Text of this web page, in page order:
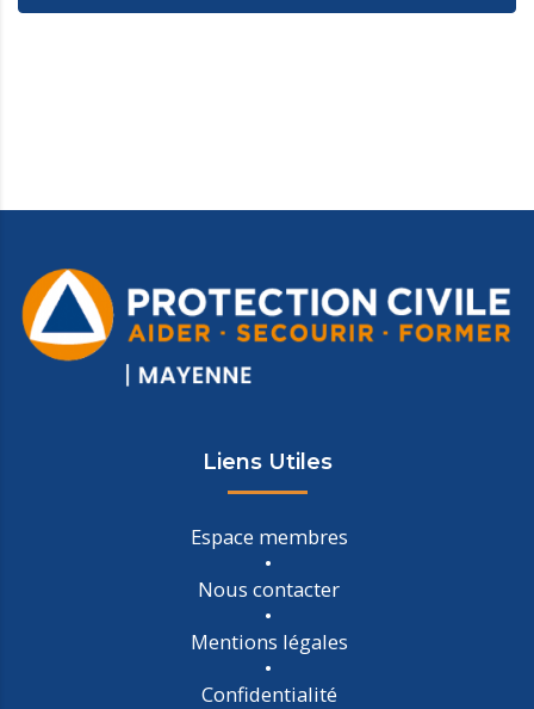
Liens Utiles
Espace membres
Nous contacter
Mentions légales
Confidentialité